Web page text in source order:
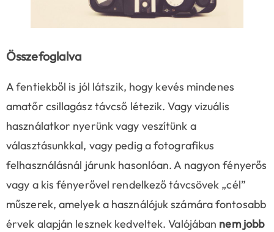
Összefoglalva
A fentiekből is jól látszik, hogy kevés mindenes
amatőr csillagász távcső létezik. Vagy vizuális
használatkor nyerünk vagy veszítünk a
választásunkkal, vagy pedig a fotografikus
felhasználásnál járunk hasonlóan. A nagyon fényerős
vagy a kis fényerővel rendelkező távcsövek „cél”
műszerek, amelyek a használójuk számára fontosabb
érvek alapján lesznek kedveltek. Valójában nem jobb